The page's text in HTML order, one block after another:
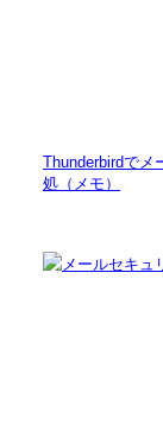
Thunderbirdでメ
処（メモ）